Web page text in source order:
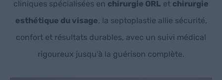
cliniques spécialisées en chirurgie ORL et chirurgie
esthétique du visage, la septoplastie allie sécurité,
confort et résultats durables, avec un suivi médical
rigoureux jusqu’à la guérison complète.